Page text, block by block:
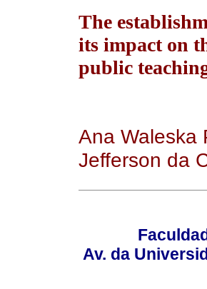
The
its impact on
public
Ana Waleska
Jefferson da
Av. da